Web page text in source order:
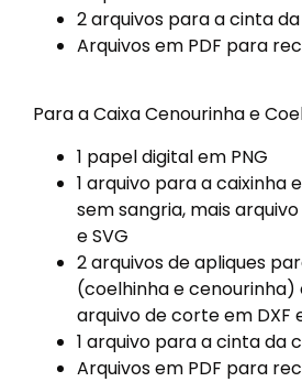
2 arquivos para a cinta
Arquivos em PDF para
Para a Caixa Cenourinha e
1 papel digital em PNG
1 arquivo para a caixinha
sem sangria, mais
e SVG
2 arquivos de apliques
(coelhinha e cenourinha)
arquivo de corte em DXF
1 arquivo para a cinta da
Arquivos em PDF para